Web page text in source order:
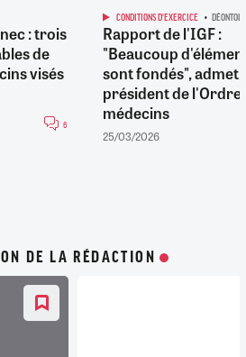
: trois
de
visés
6
CONDITIONS D'EXERCICE
Rapport de l'IGF :
"Beaucoup
sont fondés", admet
président de l'Ordre
médecins
25/03/2026
DE LA RÉDACTION